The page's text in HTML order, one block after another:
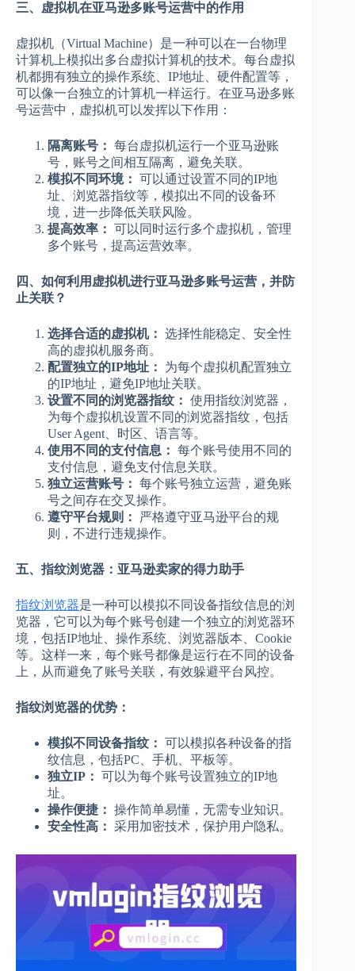
三、虚拟机在亚马逊多账号运营中的作用
虚拟机（Virtual Machine）是一种可以在一台物理
计算机上模拟出多台虚拟计算机的技术。每台虚拟
机都拥有独立的操作系统、IP地址、硬件配置等，
可以像一台独立的计算机一样运行。在亚马逊多账
号运营中，虚拟机可以发挥以下作用：
隔离账号： 每台虚拟机运行一个亚马逊账
号，账号之间相互隔离，避免关联。
模拟不同环境： 可以通过设置不同的IP地
址、浏览器指纹等，模拟出不同的设备环
境，进一步降低关联风险。
提高效率： 可以同时运行多个虚拟机，管理
多个账号，提高运营效率。
四、如何利用虚拟机进行亚马逊多账号运营，并防
止关联？
选择合适的虚拟机： 选择性能稳定、安全性
高的虚拟机服务商。
配置独立的IP地址：
为每个虚拟机配置独立
的IP地址，避免IP地址关联。
设置不同的浏览器指纹： 使用指纹浏览器，
为每个虚拟机设置不同的浏览器指纹，包括
User Agent、时区、语言等。
使用不同的支付信息： 每个账号使用不同的
支付信息，避免支付信息关联。
独立运营账号： 每个账号独立运营，避免账
号之间存在交叉操作。
遵守平台规则：
严格遵守亚马逊平台的规
则，不进行违规操作。
五、指纹浏览器：亚马逊卖家的得力助手
指纹浏览器是一种可以模拟不同设备指纹信息的浏
览器，它可以为每个账号创建一个独立的浏览器环
境，包括IP地址、操作系统、浏览器版本、Cookie
等。这样一来，每个账号都像是运行在不同的设备
上，从而避免了账号关联，有效躲避平台风控。
指纹浏览器的优势：
模拟不同设备指纹： 可以模拟各种设备的指
纹信息，包括PC、手机、平板等。
独立IP： 可以为每个账号设置独立的IP地
址。
操作便捷： 操作简单易懂，无需专业知识。
安全性高： 采用加密技术，保护用户隐私。